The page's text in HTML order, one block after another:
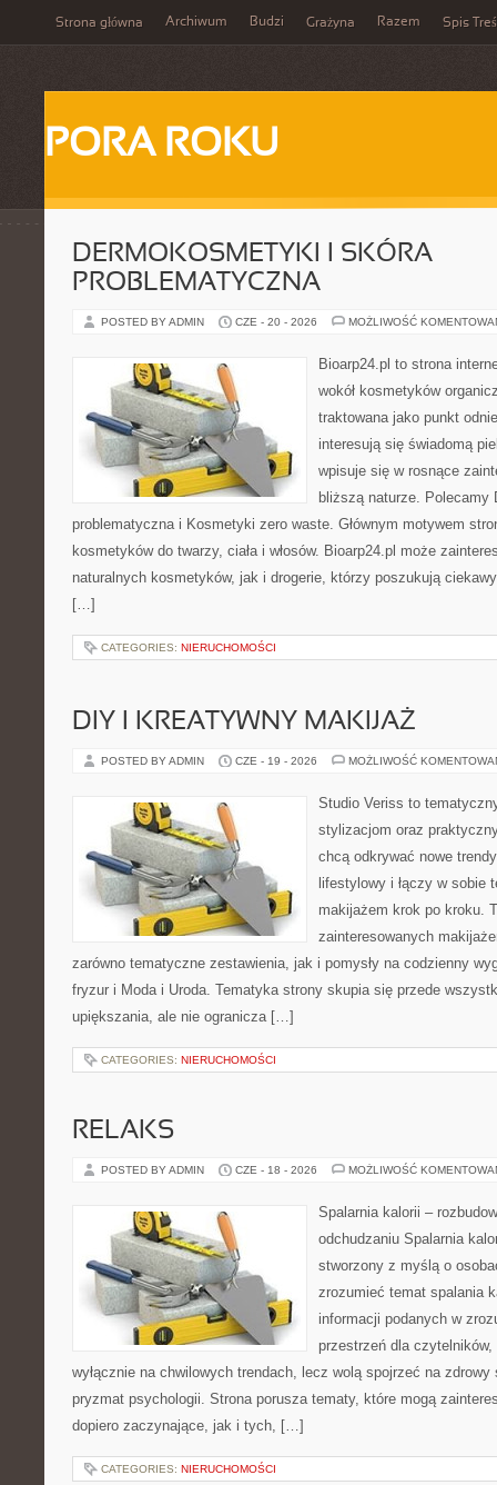
Strona główna Archiwum Budzi Grażyna Razem Spis
PORA ROKU
DERMOKOSMETYKI I SKÓRA
PROBLEMATYCZNA
POSTED BY ADMIN CZE - 20 - 2026 MOŻLIWOŚĆ
Bioarp24.pl to strona
wokół kosmetyków
traktowana jako punkt
interesują się świadomą
wpisuje się w rosnące
bliższą naturze. Polecamy
problematyczna i Kosmetyki zero waste. Głównym motywem
kosmetyków do twarzy, ciała i włosów. Bioarp24.pl może
naturalnych kosmetyków, jak i drogerie, którzy poszukują
[…]
CATEGORIES: NIERUCHOMOŚCI
DIY I KREATYWNY MAKIJAŻ
POSTED BY ADMIN CZE - 19 - 2026 MOŻLIWOŚĆ
Studio Veriss to
stylizacjom oraz
chcą odkrywać nowe
lifestylowy i łączy w sobie
makijażem krok po kroku.
zainteresowanych
zarówno tematyczne zestawienia, jak i pomysły na codzienny
fryzur i Moda i Uroda. Tematyka strony skupia się przede
upiększania, ale nie ogranicza […]
CATEGORIES: NIERUCHOMOŚCI
RELAKS
POSTED BY ADMIN CZE - 18 - 2026 MOŻLIWOŚĆ
Spalarnia kalorii –
odchudzaniu Spalarnia
stworzony z myślą o
zrozumieć temat spalania
informacji podanych w
przestrzeń dla
wyłącznie na chwilowych trendach, lecz wolą spojrzeć na
pryzmat psychologii. Strona porusza tematy, które mogą
dopiero zaczynające, jak i tych, […]
CATEGORIES: NIERUCHOMOŚCI